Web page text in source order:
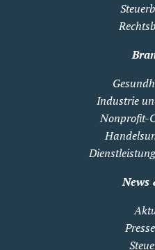
Industrie
Nonprofit-
News